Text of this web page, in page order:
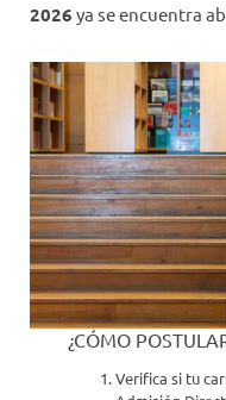
2026 ya se encuentra
¿CÓMO
Verifica si tu